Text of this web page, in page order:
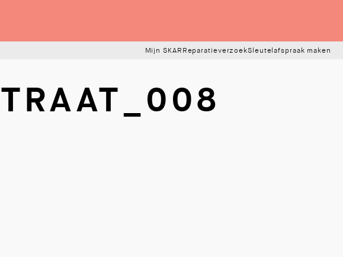
Mijn SKAR ReparatieverzoekSleutelafspraak maken